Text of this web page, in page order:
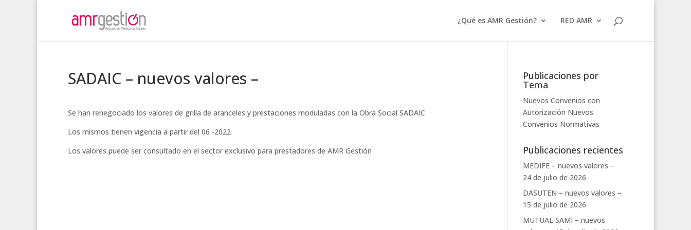
¿Qué es AMR Gestión? RED AMR
SADAIC – nuevos valores –
Se han renegociado los valores de grilla de aranceles y prestaciones moduladas con la Obra Social SADAIC
Los mismos tienen vigencia a partir del 06 -2022
Los valores puede ser consultado en el sector exclusivo para prestadores de AMR Gestión
Publicaciones por
Tema
Nuevos Convenios con
Autorización Nuevos
Convenios Normativas
Publicaciones recientes
MEDIFE – nuevos valores –
24 de julio de 2026
DASUTEN – nuevos valores –
15 de julio de 2026
MUTUAL SAMI – nuevos